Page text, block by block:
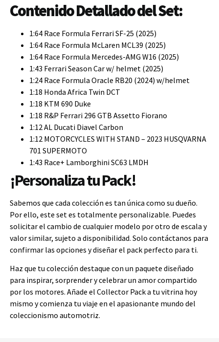
Contenido Detallado del Set:
1:64 Race Formula Ferrari SF-25 (2025)
1:64 Race Formula McLaren MCL39 (2025)
1:64 Race Formula Mercedes-AMG W16 (2025)
1:43 Ferrari Season Car w/ helmet (2025)
1:24 Race Formula Oracle RB20 (2024) w/helmet
1:18 Honda Africa Twin DCT
1:18 KTM 690 Duke
1:18 R&P Ferrari 296 GTB Assetto Fiorano
1:12 AL Ducati Diavel Carbon
1:12 MOTORCYCLES WITH STAND – 2023 HUSQVARNA
701 SUPERMOTO
1:43 Race+ Lamborghini SC63 LMDH
¡Personaliza tu Pack!
Sabemos que cada colección es tan única como su dueño.
Por ello, este set es totalmente personalizable. Puedes
solicitar el cambio de cualquier modelo por otro de escala y
valor similar, sujeto a disponibilidad. Solo contáctanos para
confirmar las opciones y diseñar el pack perfecto para ti.
Haz que tu colección destaque con un paquete diseñado
para inspirar, sorprender y celebrar un amor compartido
por los motores. Añade el Collector Pack a tu vitrina hoy
mismo y comienza tu viaje en el apasionante mundo del
coleccionismo automotriz.